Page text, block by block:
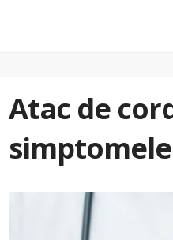
Atac de